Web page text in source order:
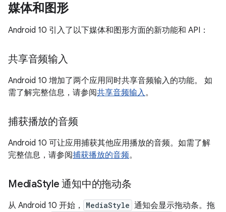
媒体和图形
Android 10 引入了以下媒体和图形方面的新功能和 API：
共享音频输入
Android 10 增加了两个应用同时共享音频输入的功能。 如
需了解完整信息，请参阅共享音频输入。
捕获播放的音频
Android 10 可让应用捕获其他应用播放的音频。如需了解
完整信息，请参阅捕获播放的音频。
MediaStyle 通知中的拖动条
从 Android 10 开始， MediaStyle 通知会显示拖动条。拖